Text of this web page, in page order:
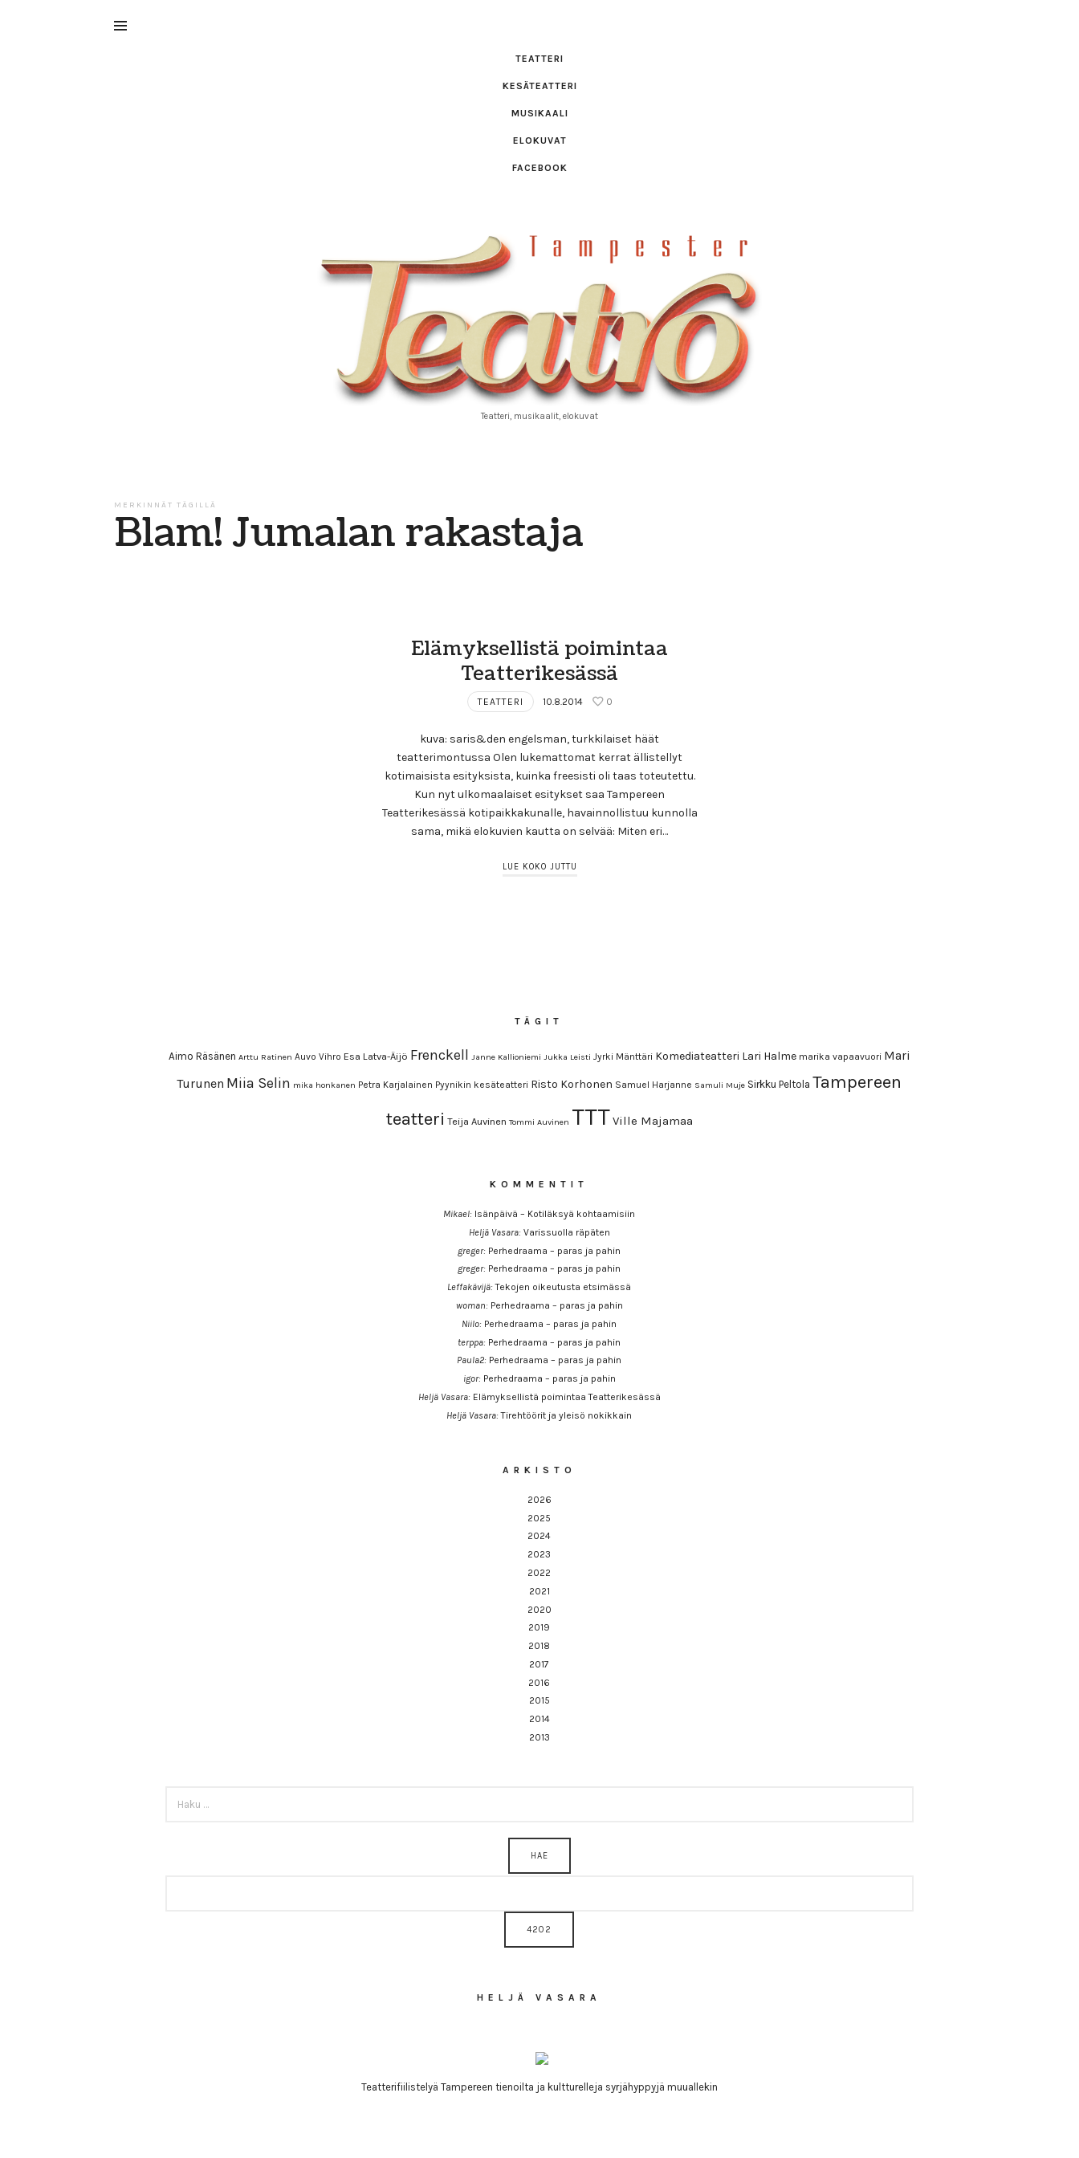
TEATTERI
KESÄTEATTERI
MUSIKAALI
ELOKUVAT
FACEBOOK
Teatro
Teatteri, musikaalit, elokuvat
MERKINNÄT TÄGILLÄ
Blam! Jumalan rakastaja
Elämyksellistä poimintaa
Teatterikesässä
TEATTERI 10.8.2014 0
kuva: saris&den engelsman, turkkilaiset häät
teatterimontussa Olen lukemattomat kerrat ällistellyt
kotimaisista esityksista, kuinka freesisti oli taas toteutettu.
Kun nyt ulkomaalaiset esitykset saa Tampereen
Teatterikesässä kotipaikkakunalle, havainnollistuu kunnolla
sama, mikä elokuvien kautta on selvää: Miten eri…
LUE KOKO JUTTU
TÄGIT
Aimo Räsänen Arttu Ratinen Auvo Vihro Esa Latva-Äijö Frenckell Janne Kallioniemi Jukka Leisti Jyrki Mänttäri Komediateatteri Lari Halme marika vapaavuori Mari
Turunen Miia Selin mika honkanen Petra Karjalainen Pyynikin kesäteatteri Risto Korhonen Samuel Harjanne Samuli Muje Sirkku Peltola Tampereen
teatteri Teija Auvinen Tommi Auvinen TTTVille Majamaa
KOMMENTIT
Mikael: Isänpäivä – Kotiläksyä kohtaamisiin
Heljä Vasara: Varissuolla räpäten
greger: Perhedraama – paras ja pahin
greger: Perhedraama – paras ja pahin
Leffakävijä:Tekojen oikeutusta etsimässä
woman: Perhedraama – paras ja pahin
Niilo: Perhedraama – paras ja pahin
terppa: Perhedraama – paras ja pahin
Paula2: Perhedraama – paras ja pahin
igor: Perhedraama – paras ja pahin
Heljä Vasara: Elämyksellistä poimintaa Teatterikesässä
Heljä Vasara:Tirehtöörit ja yleisö nokikkain
ARKISTO
2026
2025
2024
2023
2022
2021
2020
2019
2018
2017
2016
2015
2014
2013
HELJÄ VASARA
Teatterifiilistelyä Tampereen tienoilta ja kultturelleja syrjähyppyjä muuallekin